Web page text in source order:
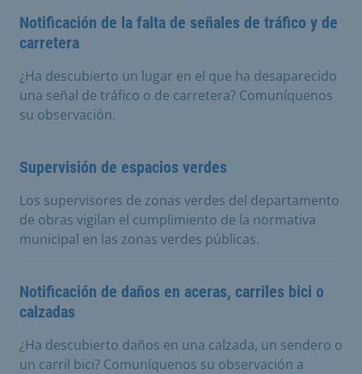
Notificación de la falta de señales de tráfico y de
carretera
¿Ha descubierto un lugar en el que ha desaparecido
una señal de tráfico o de carretera? Comuníquenos
su observación.
Supervisión de espacios verdes
Los supervisores de zonas verdes del departamento
de obras vigilan el cumplimiento de la normativa
municipal en las zonas verdes públicas.
Notificación de daños en aceras, carriles bici o
calzadas
¿Ha descubierto daños en una calzada, un sendero o
un carril bici? Comuníquenos su observación a